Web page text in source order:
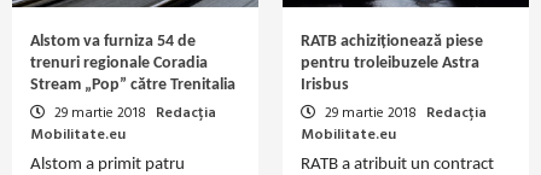
Alstom va furniza 54 de
trenuri regionale Coradia
Stream „Pop” către Trenitalia
29 martie 2018 Redacția
Mobilitate.eu
Alstom a primit patru
RATB achiziționează piese
pentru troleibuzele Astra
Irisbus
29 martie 2018 Redacția
Mobilitate.eu
RATB a atribuit un contract